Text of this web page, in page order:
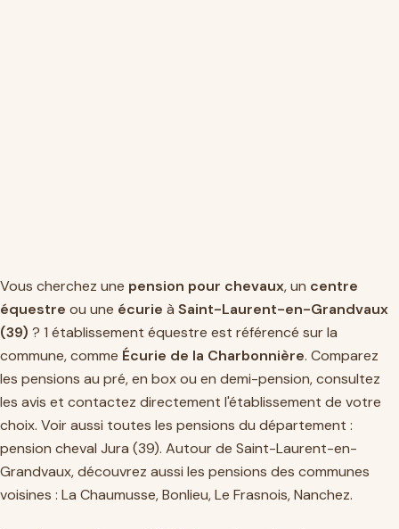
Vous cherchez une pension pour chevaux, un centre
équestre ou une écurie à Saint-Laurent-en-Grandvaux
(39) ? 1 établissement équestre est référencé sur la
commune, comme Écurie de la Charbonnière. Comparez
les pensions au pré, en box ou en demi-pension, consultez
les avis et contactez directement l'établissement de votre
choix. Voir aussi toutes les pensions du département :
pension cheval Jura (39). Autour de Saint-Laurent-en-
Grandvaux, découvrez aussi les pensions des communes
voisines : La Chaumusse,Bonlieu,Le Frasnois,Nanchez.